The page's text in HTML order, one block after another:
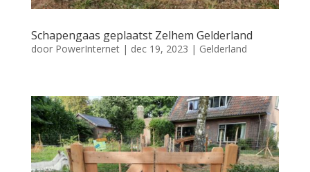
Schapengaas geplaatst Zelhem Gelderland
door PowerInternet| dec 19, 2023 | Gelderland